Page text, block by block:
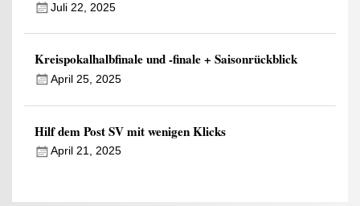
Juli 22, 2025
Kreispokalhalbfinale und -finale + Saisonrückblick
April 25, 2025
Hilf dem Post SV mit wenigen Klicks
April 21, 2025